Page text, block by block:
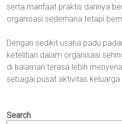
serta manfaat praktis darinya
organisasi sederhana tetapi
Dengan sedikit usaha padu
ketelitian dalam organisasi
di halaman terasa lebih
sebagai pusat aktivitas keluarga
Search